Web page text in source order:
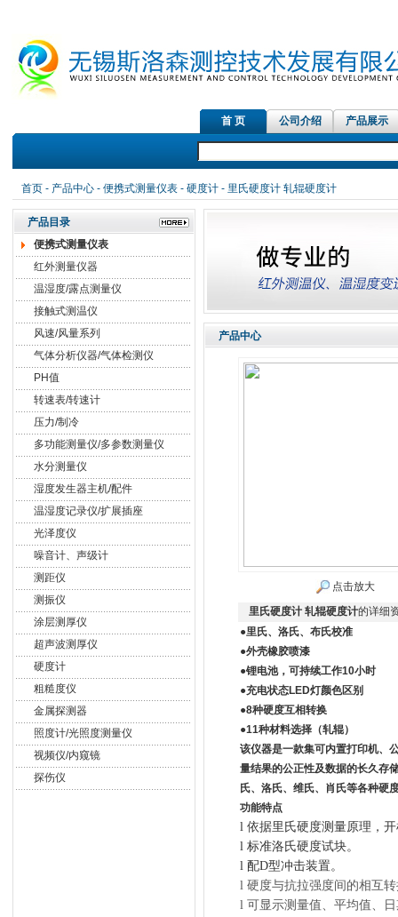
首 页 公司介绍 产品展示
首页- 产品中心- 便携式测量仪表- 硬度计- 里氏硬度计 轧辊硬度计
产品目录
便携式测量仪表
红外测量仪器
温湿度/露点测量仪
接触式测温仪
风速/风量系列
气体分析仪器/气体检测仪
PH值
转速表/转速计
压力/制冷
多功能测量仪/多参数测量仪
水分测量仪
湿度发生器主机/配件
温湿度记录仪/扩展插座
光泽度仪
噪音计、声级计
测距仪
测振仪
涂层测厚仪
超声波测厚仪
硬度计
粗糙度仪
金属探测器
照度计/光照度测量仪
视频仪/内窥镜
探伤仪
产品中心
点击放大
里氏硬度计 轧辊硬度计的详细
●里氏、洛氏、布氏校准
●外壳橡胶喷漆
●锂电池，可持续工作10小时
●充电状态LED灯颜色区别
●8种硬度互相转换
●11种材料选择（轧辊）
该仪器是一款集可内置打印机、
量结果的公正性及数据的长久存
氏、洛氏、维氏、肖氏等各种硬
功能特点
l 依据里氏硬度测量原理，
l 标准洛氏硬度试块。
l 配D型冲击装置。
l 硬度与抗拉强度间的相互
l 可显示测量值、平均值、